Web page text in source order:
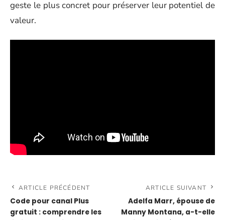
geste le plus concret pour préserver leur potentiel de
valeur.
ARTICLE PRÉCÉDENT
Code pour canal Plus
gratuit : comprendre les
ARTICLE SUIVANT
Adelfa Marr, épouse de
Manny Montana, a-t-elle